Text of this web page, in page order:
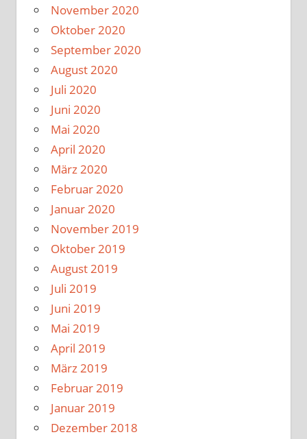
November 2020
Oktober 2020
September 2020
August 2020
Juli 2020
Juni 2020
Mai 2020
April 2020
März 2020
Februar 2020
Januar 2020
November 2019
Oktober 2019
August 2019
Juli 2019
Juni 2019
Mai 2019
April 2019
März 2019
Februar 2019
Januar 2019
Dezember 2018